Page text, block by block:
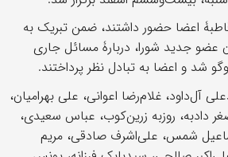
اعضا حضور داشتند، ضمن تبریک به
عضو جدید شورا، دربارۀ مسائل جاری
شد و اعضا به تبادل نظر پرداختند.
آل‌داود، غلام‌رضا اعوانی، علی بهرامیان،
دادبه، روزبه زرین‌کوب، عباس سعیدی،
شمس، علی‌اشرف صادقی، مریم